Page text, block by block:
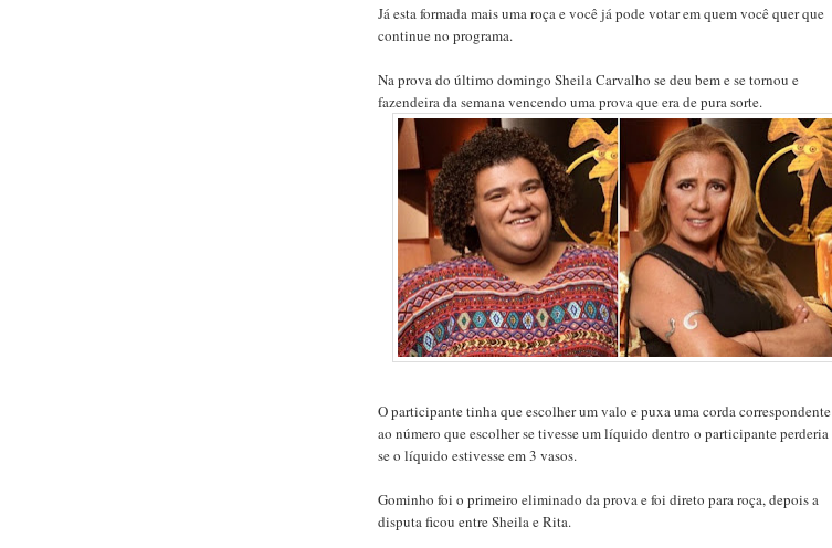
Já esta formada mais uma roça e você já pode votar em quem você quer que
continue no programa.
Na prova do último domingo Sheila Carvalho se deu bem e se tornou e
fazendeira da semana vencendo uma prova que era de pura sorte.
O participante tinha que escolher um valo e puxa uma corda correspondente
ao número que escolher se tivesse um líquido dentro o participante perderia
se o líquido estivesse em 3 vasos.
Gominho foi o primeiro eliminado da prova e foi direto para roça, depois a
disputa ficou entre Sheila e Rita.